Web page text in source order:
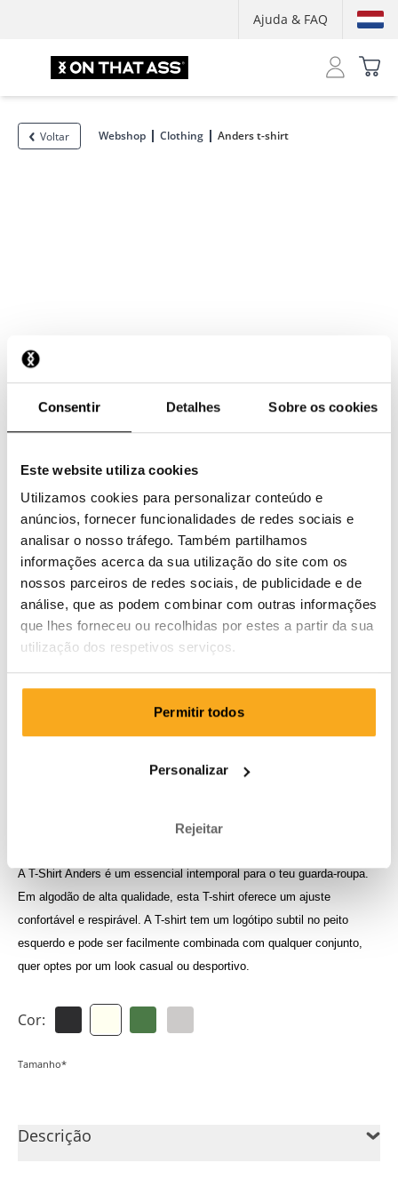
Consentir Detalhes Sobre os cookies
Este website utiliza cookies
Utilizamos cookies para personalizar conteúdo e
anúncios, fornecer funcionalidades de redes sociais e
analisar o nosso tráfego. Também partilhamos
informações acerca da sua utilização do site com os
nossos parceiros de redes sociais, de publicidade e de
análise, que as podem combinar com outras informações
que lhes forneceu ou recolhidas por estes a partir da sua
utilização dos respetivos serviços.
Permitir todos
Personalizar
Rejeitar
Ajuda & FAQ
Voltar Webshop Clothing Anders t-shirt
A T-Shirt Anders é um essencial intemporal para o teu guarda-roupa.
Em algodão de alta qualidade, esta T-shirt oferece um ajuste
confortável e respirável. A T-shirt tem um logótipo subtil no peito
esquerdo e pode ser facilmente combinada com qualquer conjunto,
quer optes por um look casual ou desportivo.
Cor:
Tamanho*
Descrição